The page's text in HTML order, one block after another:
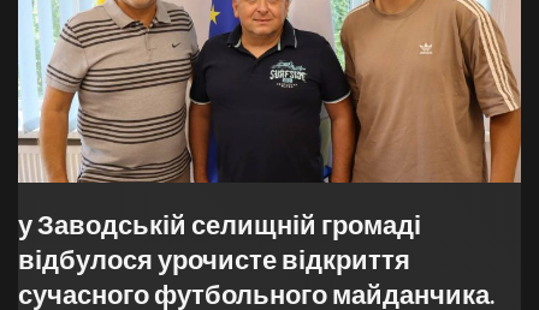
у Заводській селищній громаді
відбулося урочисте відкриття
сучасного футбольного майданчика.